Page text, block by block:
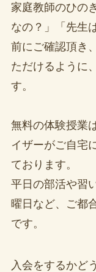
家庭教師のひの
なの？」「先生
前にご確認頂き
ただけるように
す。
無料の体験授業
イザーがご自宅
ております。
平日の部活や習
曜日など、ご都
です。
入会をするかど